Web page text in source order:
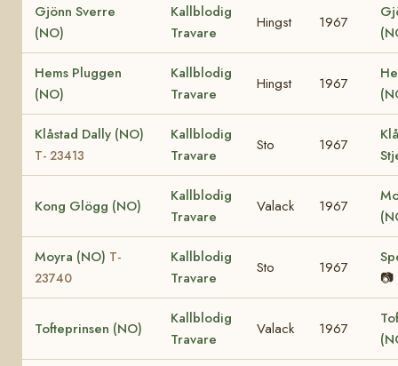
Gjönn Sverre
(NO)
Kallblodig
Travare
Hingst 1967
Hems Pluggen
(NO)
Kallblodig
Travare
Hingst 1967
Klåstad Dally (NO)
T- 23413
Kallblodig
Travare
Sto 1967
Kong Glögg (NO)
Kallblodig
Travare
Valack 1967
Moyra (NO) T-
23740
Kallblodig
Travare
Sto 1967
📷
Tofteprinsen (NO)
Kallblodig
Travare
Valack 1967